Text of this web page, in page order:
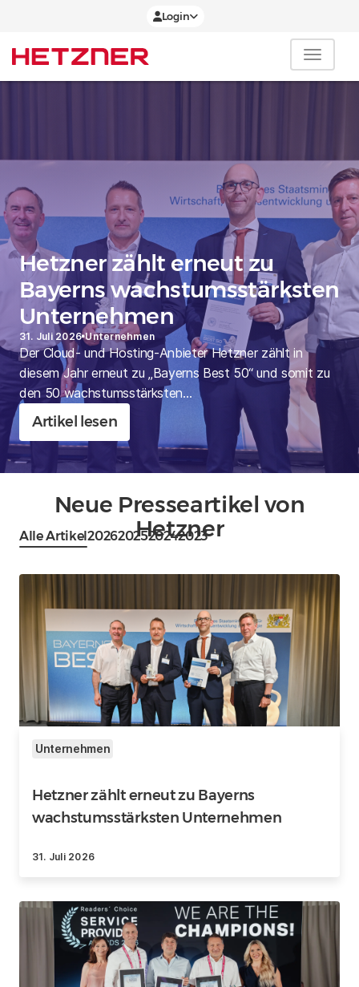
Login
Hetzner zählt erneut zu
Bayerns wachstumsstärksten
Unternehmen
31. Juli 2026 Unternehmen
Der Cloud- und Hosting-Anbieter Hetzner zählt in
diesem Jahr erneut zu „Bayerns Best 50“ und somit zu
den 50 wachstumsstärksten…
Artikel lesen
Neue Presseartikel von
Hetzner
Alle Artikel2026202520242023
Unternehmen
Hetzner zählt erneut zu Bayerns
wachstumsstärksten Unternehmen
31. Juli 2026